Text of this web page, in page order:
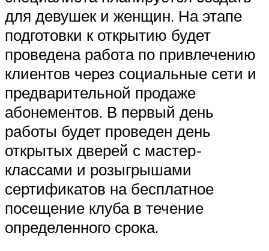
для девушек и женщин. На этапе
подготовки к открытию будет
проведена работа по привлечению
клиентов через социальные сети и
предварительной продаже
абонементов. В первый день
работы будет проведен день
открытых дверей с мастер-
классами и розыгрышами
сертификатов на бесплатное
посещение клуба в течение
определенного срока.